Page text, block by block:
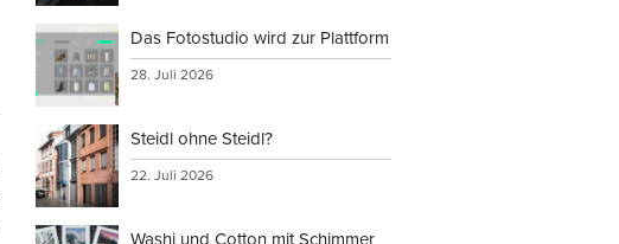
Das Fotostudio wird zur Plattform
28. Juli 2026
Steidl ohne Steidl?
22. Juli 2026
Washi und Cotton mit Schimmer